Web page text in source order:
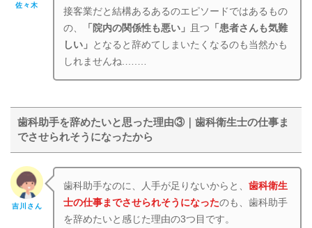
佐々木
接客業だと結構あるあるのエピソードではあるもの
の、
「院内の関係性も悪い」 且つ 「患者さんも気難
しい」 となると辞めてしまいたくなるのも当然かも
しれませんね.…
歯科助手を辞めたいと思った理由③｜歯科衛生士の仕事ま
でさせられそうになったから
吉川さん
歯科助手なのに、人手が足りないからと、歯科衛生
士の仕事までさせられそうになったのも、歯科助手
を辞めたいと感じた理由の3つ目です。